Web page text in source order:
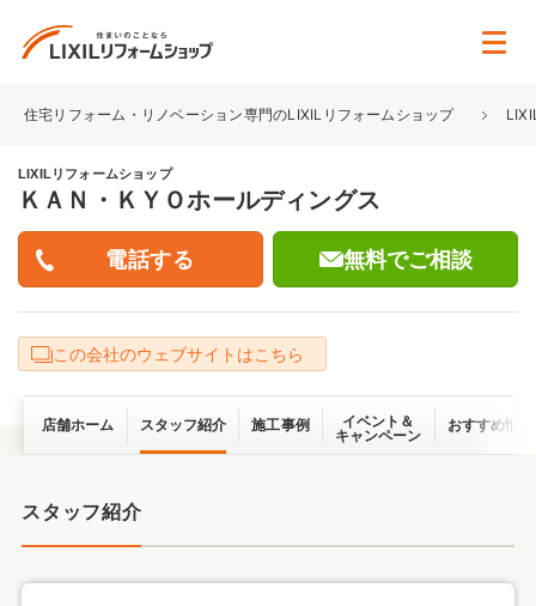
住宅リフォーム・リノベーション専門のLIXILリフォームショップ
LIXILリフォームショップ
ＫＡＮ・ＫＹＯホールディングス
無料でご相談
この会社のウェブサイトはこちら
店舗ホーム スタッフ紹介 施工事例
イベント＆
キャンペーン
おすすめ情報
スタッフ紹介